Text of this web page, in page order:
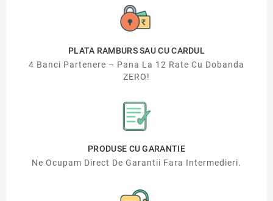
PLATA RAMBURS SAU CU CARDUL
4 Banci Partenere – Pana La 12 Rate Cu Dobanda
ZERO!
PRODUSE CU GARANTIE
Ne Ocupam Direct De Garantii Fara Intermedieri.